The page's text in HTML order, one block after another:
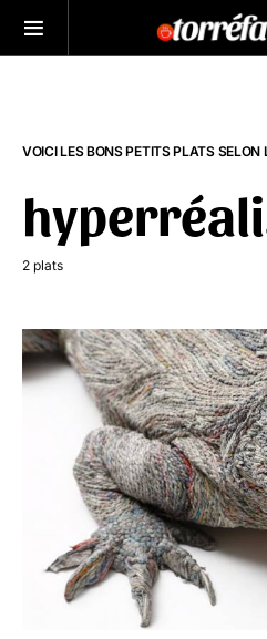
VOICI LES BONS PETITS PLATS SELON
2 plats